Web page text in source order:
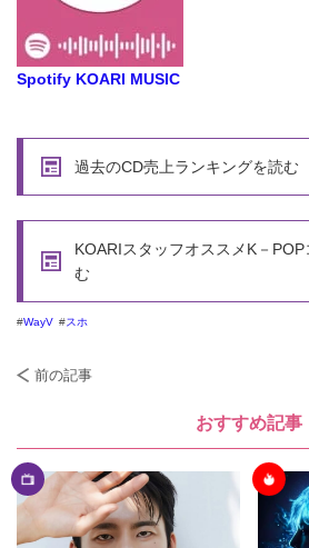
Spotify KOARI MUSIC
過去のCD売上ランキングを読む
KOARIスタッフオススメK－POP
む
WayV スホ
前の記事
おすすめ記事